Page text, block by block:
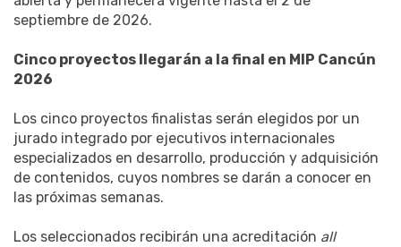
septiembre de 2026.
Cinco proyectos llegarán a la final en MIP Cancún
2026
Los cinco proyectos finalistas serán elegidos por un
jurado integrado por ejecutivos internacionales
especializados en desarrollo, producción y adquisición
de contenidos, cuyos nombres se darán a conocer en
las próximas semanas.
Los seleccionados recibirán una acreditación all